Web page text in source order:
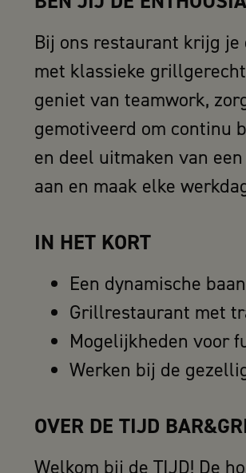
Bij ons restaurant krijg
met klassieke
geniet van teamwork,
gemotiveerd om continu
en deel uitmaken van
aan en maak elke
IN HET KORT
Een dynamische
Grillrestaurant met
Mogelijkheden voor
Werken bij de
OVER DE TIJD
Welkom bij de TIJD! De